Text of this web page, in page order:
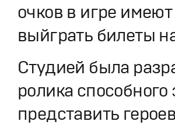
очков в игре
выйграть билеты
Студией была
ролика способного
представить